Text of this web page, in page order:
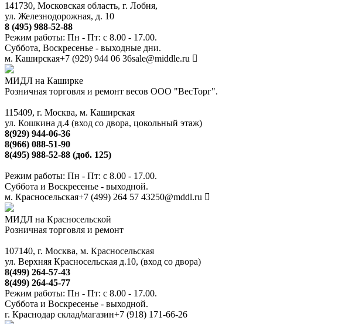
141730, Московская область, г. Лобня,
ул. Железнодорожная, д. 10
8 (495) 988-52-88
Режим работы: Пн - Пт: с 8.00 - 17.00.
Суббота, Воскресенье - выходные дни.
м. Каширская+7 (929) 944 06 36sale@middle.ru
МИДЛ на Каширке
Розничная торговля и ремонт весов ООО "ВесТорг".
115409, г. Москва, м. Каширская
ул. Кошкина д.4 (вход со двора, цокольный этаж)
8(929) 944-06-36
8(966) 088-51-90
8(495) 988-52-88 (доб. 125)
Режим работы: Пн - Пт: с 8.00 - 17.00.
Суббота и Воскресенье - выходной.
м. Красносельская+7 (499) 264 57 43250@mddl.ru
МИДЛ на Красносельской
Розничная торговля и ремонт
107140, г. Москва, м. Красносельская
ул. Верхняя Красносельская д.10, (вход со двора)
8(499) 264-57-43
8(499) 264-45-77
Режим работы: Пн - Пт: с 8.00 - 17.00.
Суббота и Воскресенье - выходной.
г. Краснодар склад/магазин+7 (918) 171-66-26